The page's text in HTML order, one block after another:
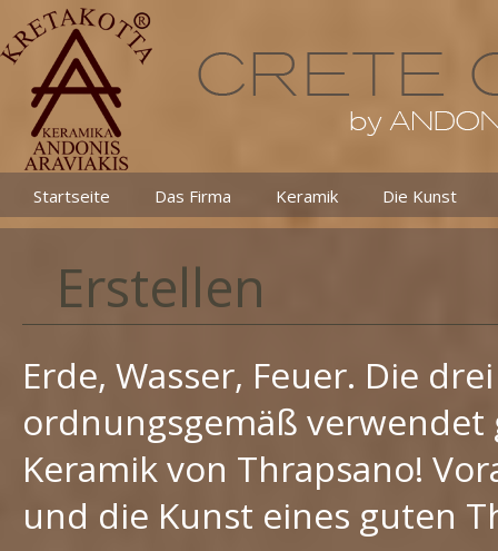
Startseite Das Firma Keramik Die Kunst
Erstellen
Erde, Wasser, Feuer. Die
ordnungsgemäß
Keramik von Thrapsano!
und die Kunst eines guten